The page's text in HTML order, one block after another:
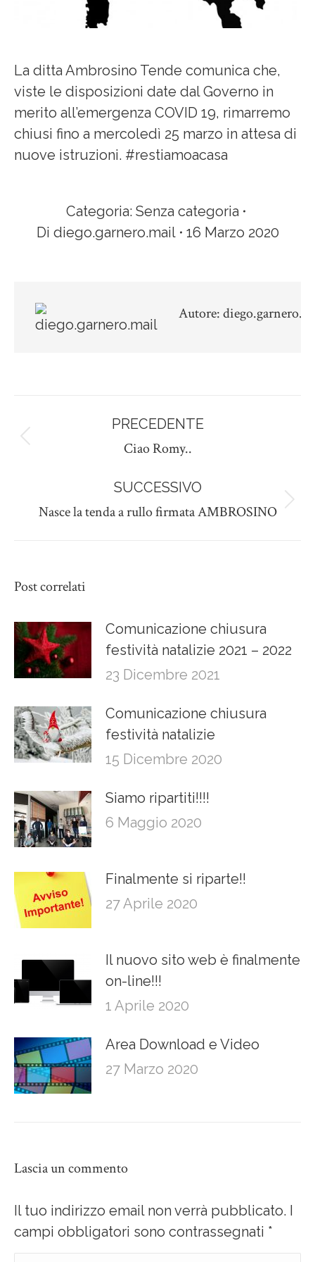
La ditta Ambrosino Tende comunica che,
viste le disposizioni date dal Governo in
merito all’emergenza COVID 19, rimarremo
chiusi fino a mercoledì 25 marzo in attesa di
nuove istruzioni. #restiamoacasa
Categoria: Senza categoria
Di diego.garnero.mail 16 Marzo 2020
Autore:
tra
PRECEDENTE
Post
Ciao Romy..
SUCCESSIVO
Prossimo
Nasce la tenda a rullo firmata AMBROSINO
Post correlati
Comunicazione chiusura
festività natalizie 2021 – 2022
23 Dicembre 2021
Comunicazione chiusura
festività natalizie
15 Dicembre 2020
Siamo ripartiti!!!!
6 Maggio 2020
Finalmente si riparte!!
27 Aprile 2020
Il nuovo sito web è finalmente
on-line!!!
1 Aprile 2020
Area Download e Video
27 Marzo 2020
Lascia un commento
Il tuo indirizzo email non verrà pubblicato. I
campi obbligatori sono contrassegnati *